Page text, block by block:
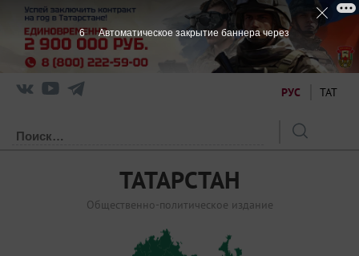
РУС ТАТ
ТАТАРСТАН
Общественно-политическое издание
5 Автоматическое закрытие баннера через